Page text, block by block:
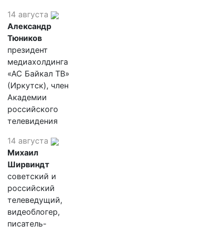
14 августа
Александр
Тюников
президент
медиахолдинга
«АС Байкал ТВ»
(Иркутск), член
Академии
российского
телевидения
14 августа
Михаил
Ширвиндт
советский и
российский
телеведущий,
видеоблогер,
писатель-